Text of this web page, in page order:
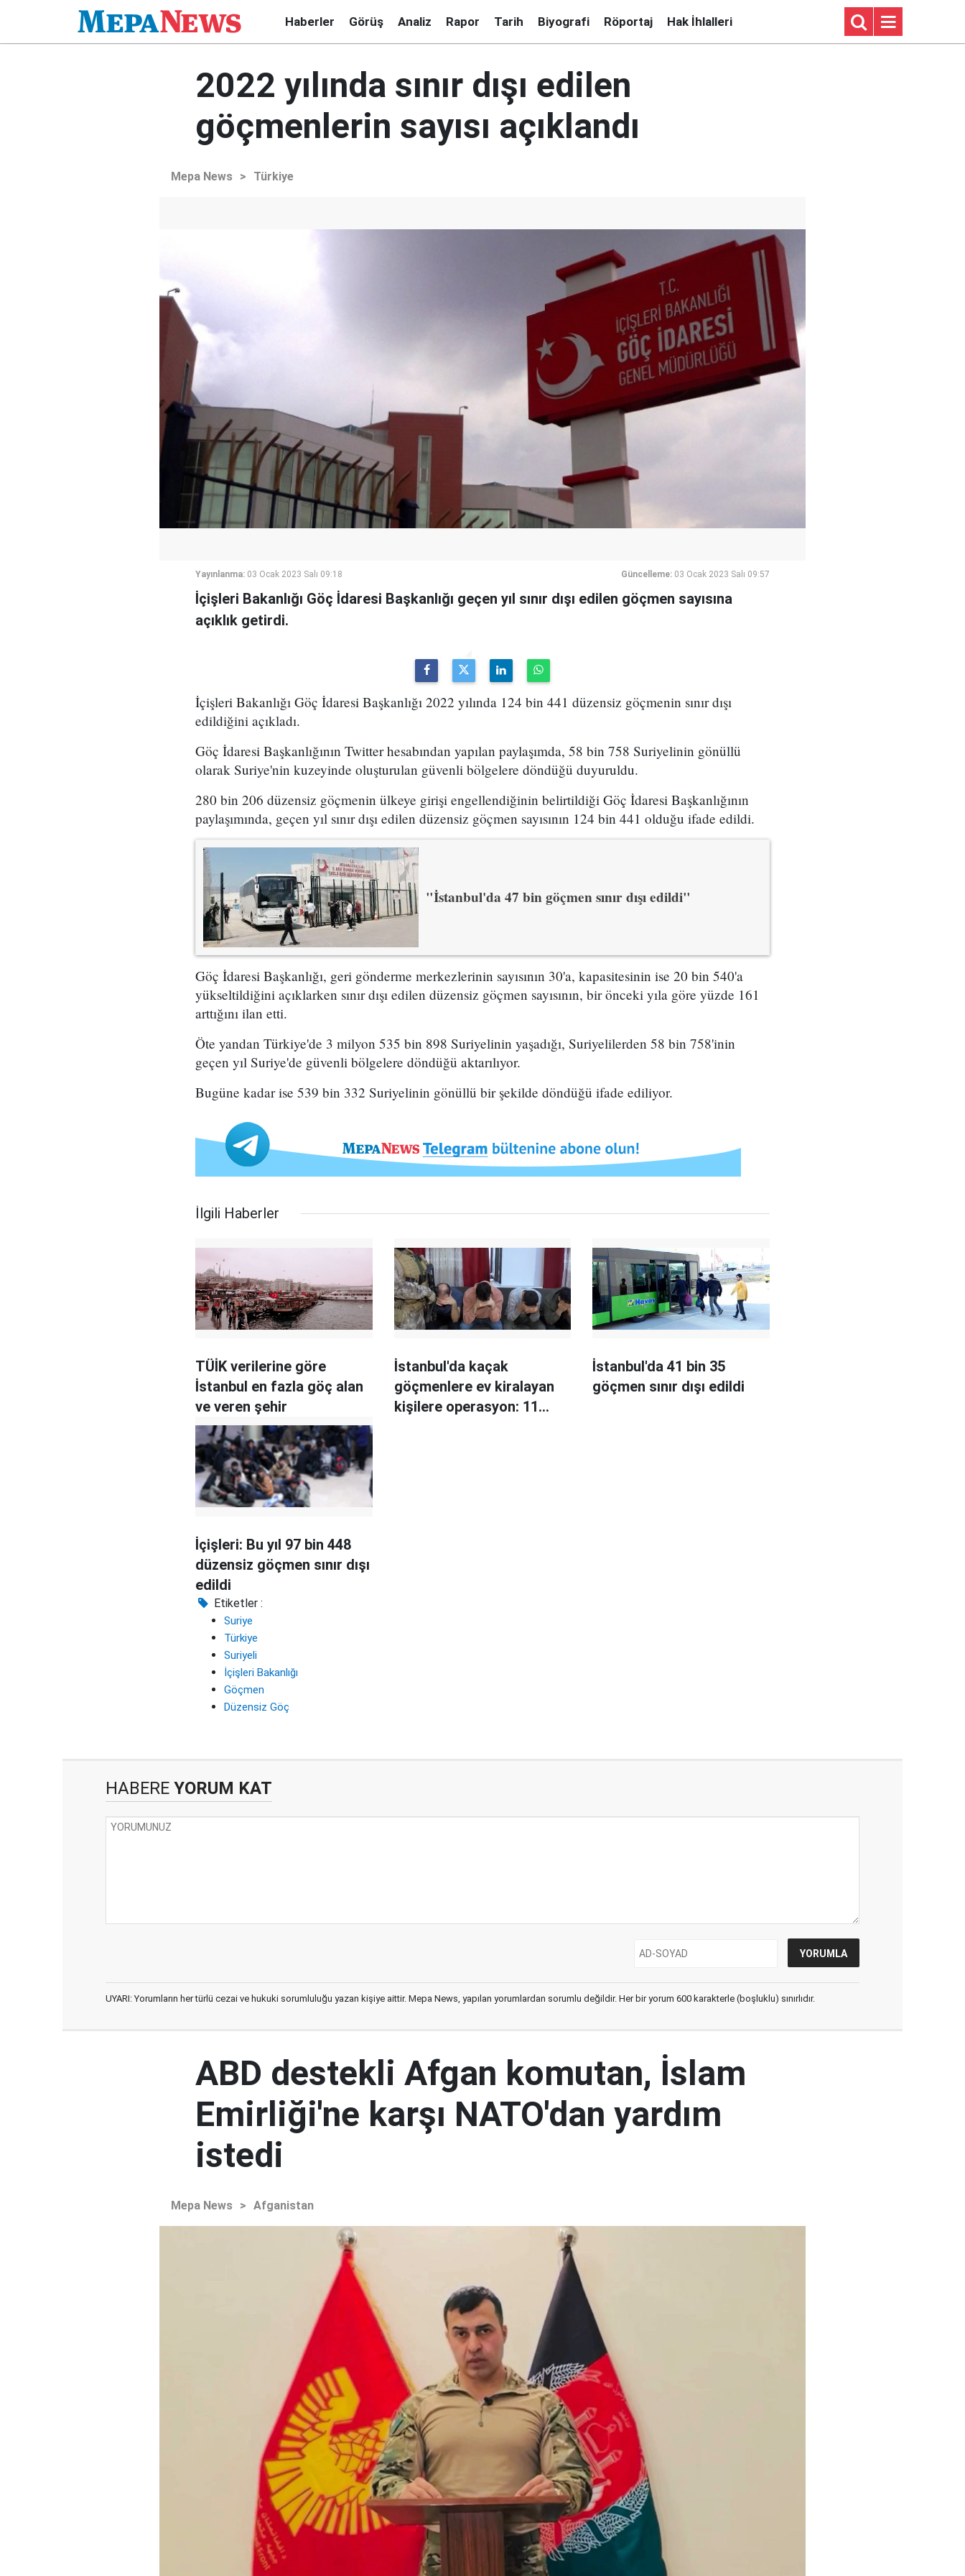
Haberler Görüş Analiz Rapor Tarih Biyografi Röportaj Hak İhlalleri
2022 yılında sınır dışı edilen
göçmenlerin sayısı açıklandı
Mepa News > Türkiye
Yayınlanma: 03 Ocak 2023 Salı 09:18 Güncelleme: 03 Ocak 2023 Salı 09:57
İçişleri Bakanlığı Göç İdaresi Başkanlığı geçen yıl sınır dışı edilen göçmen sayısına
açıklık getirdi.
İçişleri Bakanlığı Göç İdaresi Başkanlığı 2022 yılında 124 bin 441 düzensiz göçmenin sınır dışı
edildiğini açıkladı.
Göç İdaresi Başkanlığının Twitter hesabından yapılan paylaşımda, 58 bin 758 Suriyelinin gönüllü
olarak Suriye'nin kuzeyinde oluşturulan güvenli bölgelere döndüğü duyuruldu.
280 bin 206 düzensiz göçmenin ülkeye girişi engellendiğinin belirtildiği Göç İdaresi Başkanlığının
paylaşımında, geçen yıl sınır dışı edilen düzensiz göçmen sayısının 124 bin 441 olduğu ifade edildi.
"İstanbul'da 47 bin göçmen sınır dışı edildi"
Göç İdaresi Başkanlığı, geri gönderme merkezlerinin sayısının 30'a, kapasitesinin ise 20 bin 540'a
yükseltildiğini açıklarken sınır dışı edilen düzensiz göçmen sayısının, bir önceki yıla göre yüzde 161
arttığını ilan etti.
Öte yandan Türkiye'de 3 milyon 535 bin 898 Suriyelinin yaşadığı, Suriyelilerden 58 bin 758'inin
geçen yıl Suriye'de güvenli bölgelere döndüğü aktarılıyor.
Bugüne kadar ise 539 bin 332 Suriyelinin gönüllü bir şekilde döndüğü ifade ediliyor.
İlgili Haberler
TÜİK verilerine göre
İstanbul en fazla göç alan
ve veren şehir
İstanbul'da kaçak
göçmenlere ev kiralayan
kişilere operasyon: 11
İstanbul'da 41 bin 35
göçmen sınır dışı edildi
İçişleri: Bu yıl 97 bin 448
düzensiz göçmen sınır dışı
edildi
Etiketler :
Suriye
Türkiye
Suriyeli
İçişleri Bakanlığı
Göçmen
Düzensiz Göç
HABERE YORUM KAT
UYARI: Yorumların her türlü cezai ve hukuki sorumluluğu yazan kişiye aittir. Mepa News, yapılan yorumlardan sorumlu değildir. Her bir yorum 600 karakterle (boşluklu) sınırlıdır.
ABD destekli Afgan komutan, İslam
Emirliği'ne karşı NATO'dan yardım
istedi
Mepa News > Afganistan